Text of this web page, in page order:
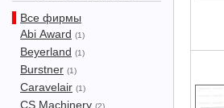
Все фирмы
Abi Award (1)
Beyerland (1)
Burstner (1)
Caravelair (1)
CS Machinery (2)